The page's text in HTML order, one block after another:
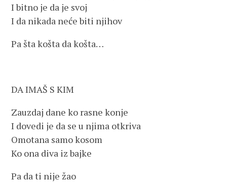
I bitno je da je svoj
I da nikada neće biti njihov
Pa šta košta da košta…
DA IMAŠ S KIM
Zauzdaj dane ko rasne konje
I dovedi je da se u njima otkriva
Omotana samo kosom
Ko ona diva iz bajke
Pa da ti nije žao